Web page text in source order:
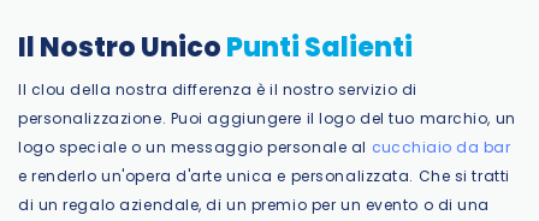
Il Nostro UnicoPunti Salienti
Il clou della nostra differenza è il nostro servizio di
personalizzazione. Puoi aggiungere il logo del tuo marchio, un
logo speciale o un messaggio personale al cucchiaio da bar
e renderlo un'opera d'arte unica e personalizzata. Che si tratti
di un regalo aziendale, di un premio per un evento o di una